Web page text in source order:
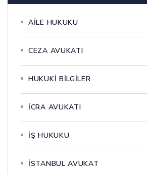
AİLE HUKUKU
CEZA AVUKATI
HUKUKİ BİLGİLER
İCRA AVUKATI
İŞ HUKUKU
İSTANBUL AVUKAT